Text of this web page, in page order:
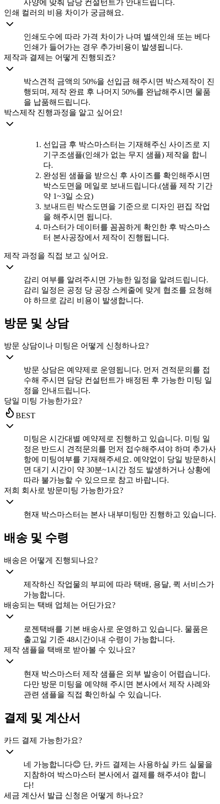
사양에 맞춰 담당 컨설턴트가 안내드립니다.
인쇄 컬러의 비용 차이가 궁금해요.
인쇄도수에 따라 가격 차이가 나며 별색인쇄 또는 베다
인쇄가 들어가는 경우 추가비용이 발생됩니다.
제작과 결제는 어떻게 진행되죠?
박스견적 금액의 50%을 선입금 해주시면 박스제작이 진
행되며, 제작 완료 후 나머지 50%를 완납해주시면 물품
을 납품해드립니다.
박스제작 진행과정을 알고 싶어요!
선입금 후 박스마스터는 기재해주신 사이즈로 지
기구조샘플(인쇄가 없는 무지 샘플) 제작을 합니
다.
완성된 샘플을 받으신 후 사이즈를 확인해주시면
박스도면을 메일로 보내드립니다.(샘플 제작 기간
약 1~3일 소요)
보내드린 박스도면을 기준으로 디자인 편집 작업
을 해주시면 됩니다.
마스터가 데이터를 꼼꼼하게 확인한 후 박스마스
터 본사공장에서 제작이 진행됩니다.
제작 과정을 직접 보고 싶어요.
감리 여부를 알려주시면 가능한 일정을 알려드립니다.
감리 일정은 공정 당 공장 스케줄에 맞게 협조를 요청해
야 하므로 감리 비용이 발생합니다.
방문 및 상담
방문 상담이나 미팅은 어떻게 신청하나요?
방문 상담은 예약제로 운영됩니다. 먼저 견적문의를 접
수해 주시면 담당 컨설턴트가 배정된 후 가능한 미팅 일
정을 안내드립니다.
당일 미팅 가능한가요?
BEST
미팅은 시간대별 예약제로 진행하고 있습니다. 미팅 일
정은 반드시 견적문의를 먼저 접수해주셔야 하며 추가사
항에 미팅여부를 기재해주세요. 예약없이 당일 방문하시
면 대기 시간이 약 30분~1시간 정도 발생하거나 상황에
따라 불가능할 수 있으므로 참고 바랍니다.
저희 회사로 방문미팅 가능한가요?
현재 박스마스터는 본사 내부미팅만 진행하고 있습니다.
배송 및 수령
배송은 어떻게 진행되나요?
제작하신 작업물의 부피에 따라 택배, 용달, 퀵 서비스가
가능합니다.
배송되는 택배 업체는 어딘가요?
로젠택배를 기본 배송사로 운영하고 있습니다. 물품은
출고일 기준 48시간이내 수령이 가능합니다.
제작 샘플을 택배로 받아볼 수 있나요?
현재 박스마스터 제작 샘플은 외부 발송이 어렵습니다.
다만 방문 미팅을 예약해 주시면 본사에서 제작 사례와
관련 샘플을 직접 확인하실 수 있습니다.
결제 및 계산서
카드 결제 가능한가요?
네 가능합니다😊 단, 카드 결제는 사용하실 카드 실물을
지참하여 박스마스터 본사에서 결제를 해주셔야 합니
다!
세금 계산서 발급 신청은 어떻게 하나요?